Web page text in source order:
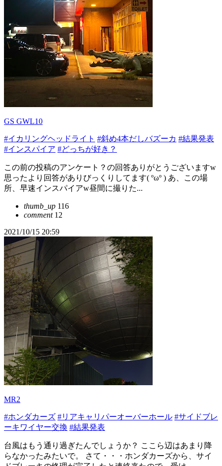
GS GWL10
#イカリングヘッドライト #斜め4本だしバズーカ #結果発表
#インスパイア #どっちが好き？
この前の投稿のアンケート？の回答ありがとうございます‪w
思ったより回答がありびっくりしてます( ºωº ) あ、この場
所、早速インスパイア‪w昼間に撮りた...
thumb_up 116
comment12
2021/10/15 20:59
MR2
#ホンダカーズ #リアキャリパーオーバーホール #サイドブレ
ーキワイヤー交換 #結果発表
台風はもう通り過ぎたんでしょうか？ ここら辺はあまり降
らなかったみたいで。 さて・・・ホンダカーズから、サイ